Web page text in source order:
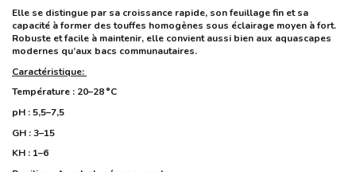
Elle se distingue par sa croissance rapide, son feuillage fin et sa
capacité à former des touffes homogènes sous éclairage moyen à fort.
Robuste et facile à maintenir, elle convient aussi bien aux aquascapes
modernes qu’aux bacs communautaires.
Caractéristique:
Température : 20–28 °C
pH : 5,5–7,5
GH : 3–15
KH : 1–6